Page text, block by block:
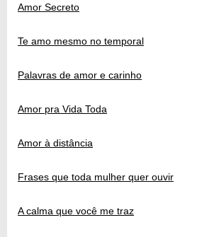
Amor Secreto
Te amo mesmo no temporal
Palavras de amor e carinho
Amor pra Vida Toda
Amor à distância
Frases que toda mulher quer ouvir
A calma que você me traz